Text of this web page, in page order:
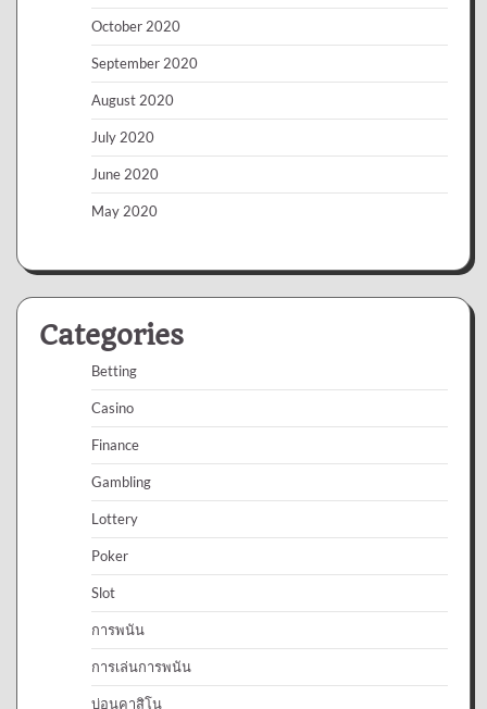
October 2020
September 2020
August 2020
July 2020
June 2020
May 2020
Categories
Betting
Casino
Finance
Gambling
Lottery
Poker
Slot
การพนัน
การเล่นการพนัน
บ่อนคาสิโน